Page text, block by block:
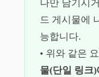
나만 남기시
드 게시물에
능합니다.
• 위와 같은
물(단일 링크)